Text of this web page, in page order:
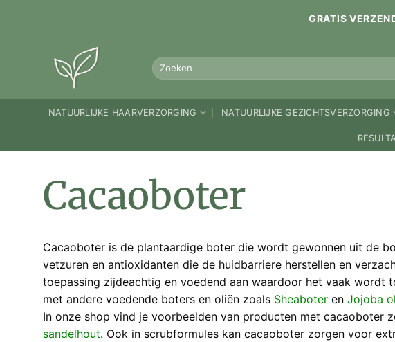
GRATIS
Zoeken
naar:
NATUURLIJKE HAARVERZORGING NATUURLIJKE GEZICHTSVERZORGING
Cacaoboter
Cacaoboter is de plantaardige boter die wordt gewonnen uit de
vetzuren en antioxidanten die de huidbarriere herstellen en
toepassing zijdeachtig en voedend aan waardoor het vaak
met andere voedende boters en oliën zoals Sheaboter en Jojoba
In onze shop vind je voorbeelden van producten met cacaoboter
sandelhout. Ook in scrubformules kan cacaoboter zorgen voor